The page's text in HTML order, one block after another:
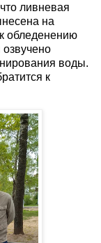
ливневая
на
обледенению
воды.
к